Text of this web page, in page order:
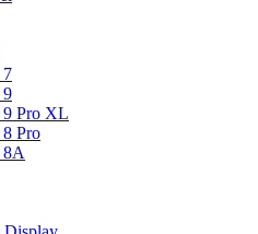
7
9
9 Pro XL
Pro
8A